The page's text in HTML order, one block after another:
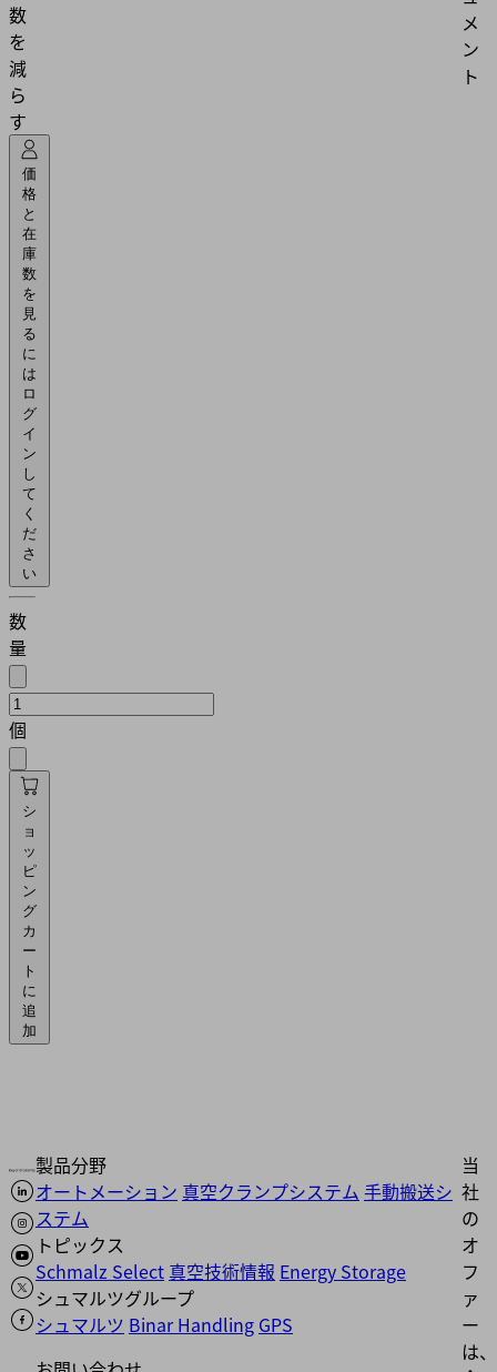
数
を
減
ら
す
価
格
と
在
庫
数
を
見
る
に
は
ロ
グ
イ
ン
し
て
く
だ
さ
い
数
量
個
シ
ョ
ッ
ピ
ン
グ
カ
ー
ト
に
追
加
メ
ン
ト
製品分野
オートメーション 真空クランプシステム 手動搬送シ
ステム
トピックス
Schmalz Select 真空技術情報 Energy Storage
シュマルツグループ
シュマルツ Binar Handling GPS
当
社
の
オ
フ
ァ
ー
は、